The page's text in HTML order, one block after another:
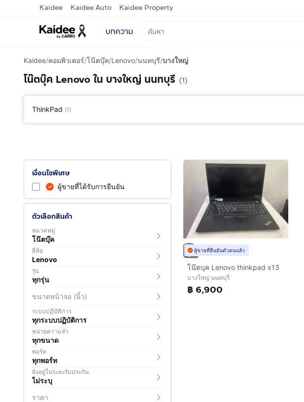
Kaidee Kaidee Auto Kaidee Property
บทความ
Kaidee/คอมพิวเตอร์/โน๊ตบุ๊ค/Lenovo/นนทบุรี/บางใหญ่
โน๊ตบุ๊ค Lenovo ใน บางใหญ่ นนทบุรี (1)
ThinkPad (1 )
เงื่อนไขพิเศษ
ผู้ขายที่ได้รับการยืนยัน
ตัวเลือกสินค้า
หมวดหมู่
โน๊ตบุ๊ค
ยี่ห้อ
Lenovo
รุ่น
ทุกรุ่น
ขนาดหน้าจอ (นิ้ว)
ระบบปฏิบัติการ
ทุกระบบปฏิบัติการ
หน่วยความจำ
ทุกขนาด
พอร์ท
ทุกพอร์ท
ยังอยู่ในระยะรับประกัน
ไม่ระบุ
ราคา
ผู้ขายที่ยืนยันตัวตนแล้ว
โน๊ตบุค Lenovo thinkpad x13
บางใหญ่ นนทบุรี
฿ 6,900